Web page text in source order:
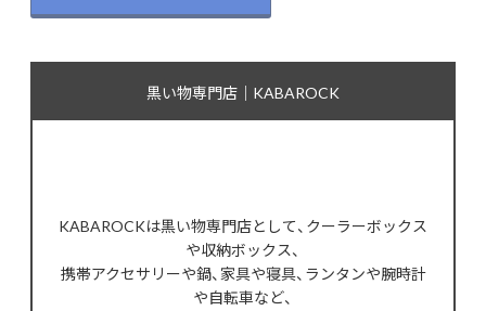
黒い物専門店｜KABAROCK
KABAROCKは黒い物専門店として、クーラーボックス
や収納ボックス、
携帯アクセサリーや鍋、家具や寝具、ランタンや腕時計
や自転車など、